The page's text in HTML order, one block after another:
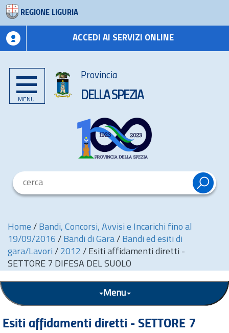
REGIONE LIGURIA
ACCEDI AI SERVIZI ONLINE
MENU
Provincia
DELLA SPEZIA
Home / Bandi, Concorsi, Avvisi e Incarichi fino al
19/09/2016 / Bandi di Gara / Bandi ed esiti di
gara/Lavori / 2012 / Esiti affidamenti diretti -
SETTORE 7 DIFESA DEL SUOLO
Menu
Esiti affidamenti diretti - SETTORE 7